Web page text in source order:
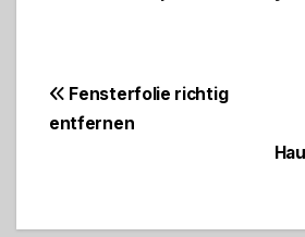
Fensterfolie richtig
entfernen